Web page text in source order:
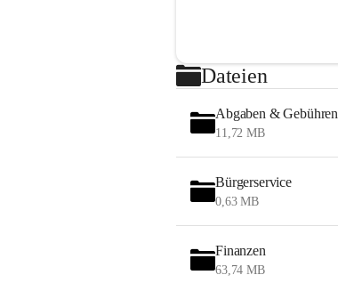
Dateien
Abgaben & Gebühren
11,72 MB
Bürgerservice
0,63 MB
Finanzen
63,74 MB